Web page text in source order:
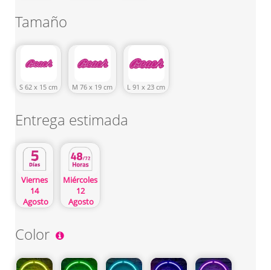
Tamaño
S 62 x 15 cm M 76 x 19 cm L 91 x 23 cm
Entrega estimada
Viernes
14
Agosto
Miércoles
12
Agosto
Color